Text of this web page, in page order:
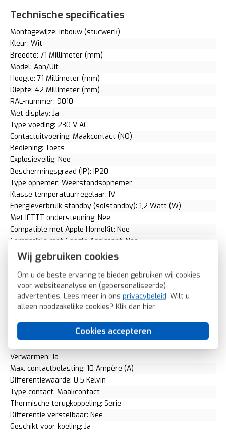
Wij gebruiken cookies
Om u de beste ervaring te bieden gebruiken wij cookies
voor websiteanalyse en (gepersonaliseerde)
advertenties. Lees meer in ons privacybeleid. Wilt u
alleen noodzakelijke cookies? Klik dan hier.
Cookies accepteren
Technische specificaties
Montagewijze: Inbouw (stucwerk)
Kleur: Wit
Breedte: 71 Millimeter (mm)
Model: Aan/Uit
Hoogte: 71 Millimeter (mm)
Diepte: 42 Millimeter (mm)
RAL-nummer: 9010
Met display: Ja
Type voeding: 230 V AC
Contactuitvoering: Maakcontact (NO)
Bediening: Toets
Explosieveilig: Nee
Beschermingsgraad (IP): IP20
Type opnemer: Weerstandsopnemer
Klasse temperatuurregelaar: IV
Energieverbruik standby (solstandby): 1,2 Watt (W)
Met IFTTT ondersteuning: Nee
Compatible met Apple HomeKit: Nee
Compatible met Google Assistant: Nee
Compatible met Amazon Alexa: Nee
Verdekt/concealed bediening: Nee
Meetbereik onderwaarde: 10 graden Celsius (°C)
Meetbereik bovenwaarde: 10 graden Celsius (°C)
Max. spanning contacten: 4000 Volt (V)
Met ontvanger: Nee
Aantal uitgangen verwarming: 1
Aantal uitgangen koeling: 1
Verwarmen: Ja
Max. contactbelasting: 10 Ampère (A)
Differentiewaarde: 0,5 Kelvin
Type contact: Maakcontact
Thermische terugkoppeling: Serie
Differentie verstelbaar: Nee
Geschikt voor koeling: Ja